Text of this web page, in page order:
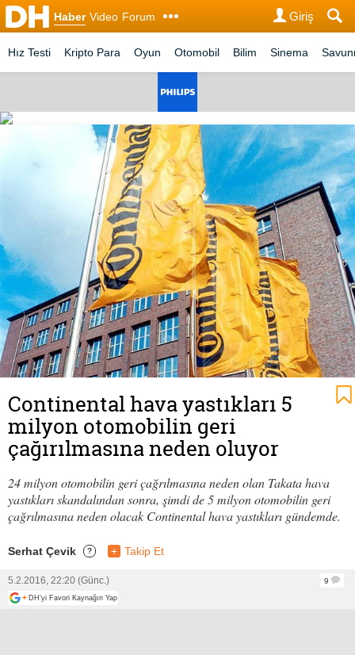
Haber Video Forum Giriş
Hız Testi Kripto Para Oyun Otomobil Bilim Sinema
Continental hava yastıkları 5
milyon otomobilin geri
çağırılmasına neden oluyor
24 milyon otomobilin geri çağrılmasına neden olan Takata hava
yastıkları skandalından sonra, şimdi de 5 milyon otomobilin geri
çağrılmasına neden olacak Continental hava yastıkları gündemde.
Serhat Çevik ? + Takip Et
5.2.2016, 22:20 (Günc.)
9
+ DH'yi Favori Kaynağın Yap